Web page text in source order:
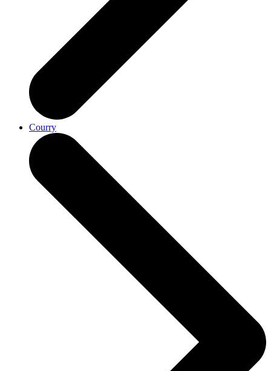
Courry